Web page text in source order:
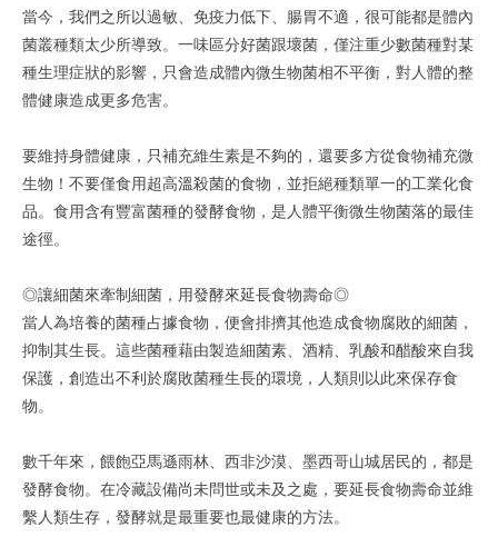
當今，我們之所以過敏、免疫力低下、腸胃不適，很可能都是體內
菌叢種類太少所導致。一味區分好菌跟壞菌，僅注重少數菌種對某
種生理症狀的影響，只會造成體內微生物菌相不平衡，對人體的整
體健康造成更多危害。
要維持身體健康，只補充維生素是不夠的，還要多方從食物補充微
生物！不要僅食用超高溫殺菌的食物，並拒絕種類單一的工業化食
品。食用含有豐富菌種的發酵食物，是人體平衡微生物菌落的最佳
途徑。
◎讓細菌來牽制細菌，用發酵來延長食物壽命◎
當人為培養的菌種占據食物，便會排擠其他造成食物腐敗的細菌，
抑制其生長。這些菌種藉由製造細菌素、酒精、乳酸和醋酸來自我
保護，創造出不利於腐敗菌種生長的環境，人類則以此來保存食
物。
數千年來，餵飽亞馬遜雨林、西非沙漠、墨西哥山城居民的，都是
發酵食物。在冷藏設備尚未問世或未及之處，要延長食物壽命並維
繫人類生存，發酵就是最重要也最健康的方法。